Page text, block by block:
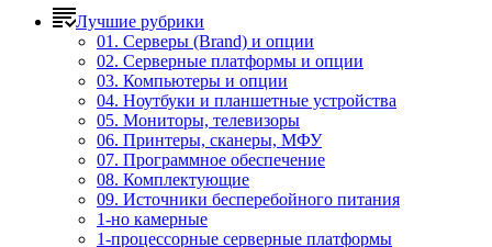
Лучшие рубрики
01. Серверы (Brand) и опции
02. Серверные платформы и опции
03. Компьютеры и опции
04. Ноутбуки и планшетные устройства
05. Мониторы, телевизоры
06. Принтеры, сканеры, МФУ
07. Программное обеспечение
08. Комплектующие
09. Источники бесперебойного питания
1-но камерные
1-процессорные серверные платформы